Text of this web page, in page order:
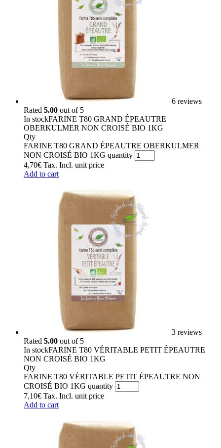
6 reviews
Rated 5.00 out of 5
In stockFARINE T80 GRAND ÉPEAUTRE
OBERKULMER NON CROISÉ BIO 1KG
Qty
FARINE T80 GRAND ÉPEAUTRE OBERKULMER
NON CROISÉ BIO 1KG quantity
4,70€ Tax. Incl. unit price
Add to cart
3 reviews
Rated 5.00 out of 5
In stockFARINE T80 VÉRITABLE PETIT ÉPEAUTRE
NON CROISÉ BIO 1KG
Qty
FARINE T80 VÉRITABLE PETIT ÉPEAUTRE NON
CROISÉ BIO 1KG quantity
7,10€ Tax. Incl. unit price
Add to cart